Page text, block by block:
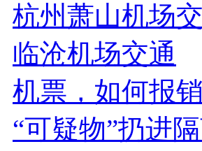
杭州萧山机场
临沧机场交通
机票，如何报
“可疑物”扔进